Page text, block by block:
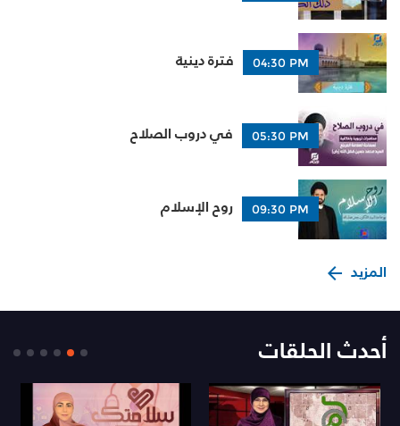
04:30 PM فترة دينية
05:30 PM في دروب الصلاح
09:30 PM روح الإسلام
المزيد
أحدث الحلقات